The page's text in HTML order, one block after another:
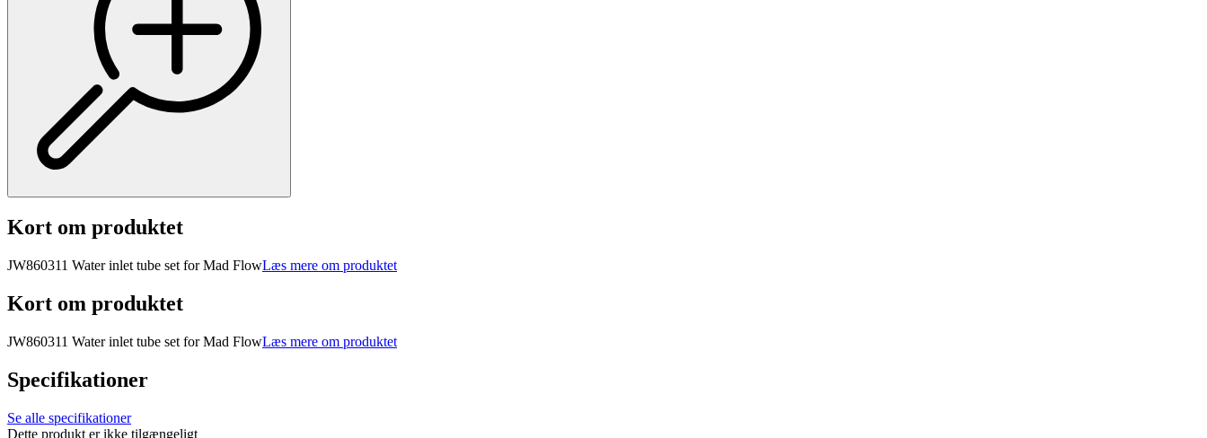
Kort om produktet
JW860311 Water inlet tube set for Mad FlowLæs mere om produktet
Kort om produktet
JW860311 Water inlet tube set for Mad FlowLæs mere om produktet
Specifikationer
Se alle specifikationer
Dette produkt er ikke tilgængeligt